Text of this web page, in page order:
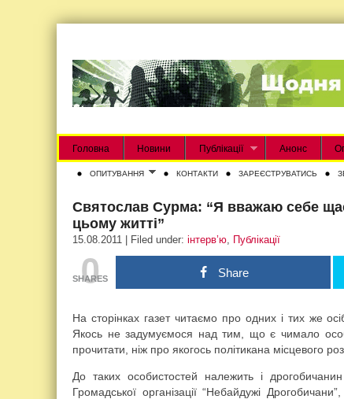
Головна Новини Публікації Анонс
ОПИТУВАННЯ КОНТАКТИ ЗАРЕЄСТРУВАТИСЬ
Святослав Сурма: “Я вважаю себе
цьому житті”
15.08.2011 | Filed under: інтерв’ю, Публікації
0
SHARES Share
На сторінках газет читаємо про одних і тих же
Якось не задумуємося над тим, що є чимало
прочитати, ніж про якогось політикана місцевого
До таких особистостей належить і
Громадської організації “Небайдужі